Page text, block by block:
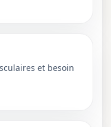
et besoin